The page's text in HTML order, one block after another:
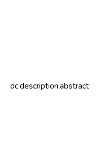
dc.description.abstract